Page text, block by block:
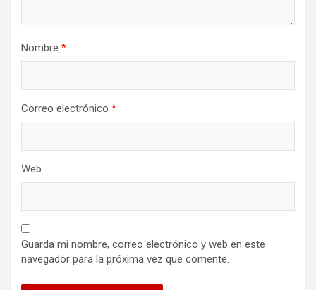
Nombre *
Correo electrónico *
Web
Guarda mi nombre, correo electrónico y web en este
navegador para la próxima vez que comente.